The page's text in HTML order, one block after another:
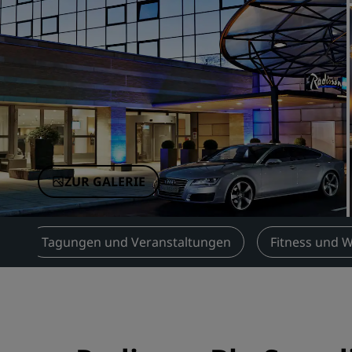
Verbundene Marken in China
ZUR GALERIE
Tagungen und Veranstaltungen Fitness und